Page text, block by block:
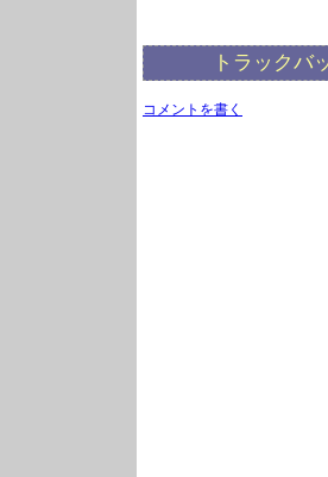
トラックバ
コメントを書く